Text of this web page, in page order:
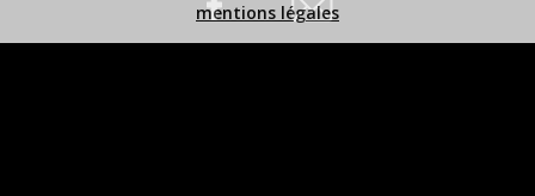
mentions légales